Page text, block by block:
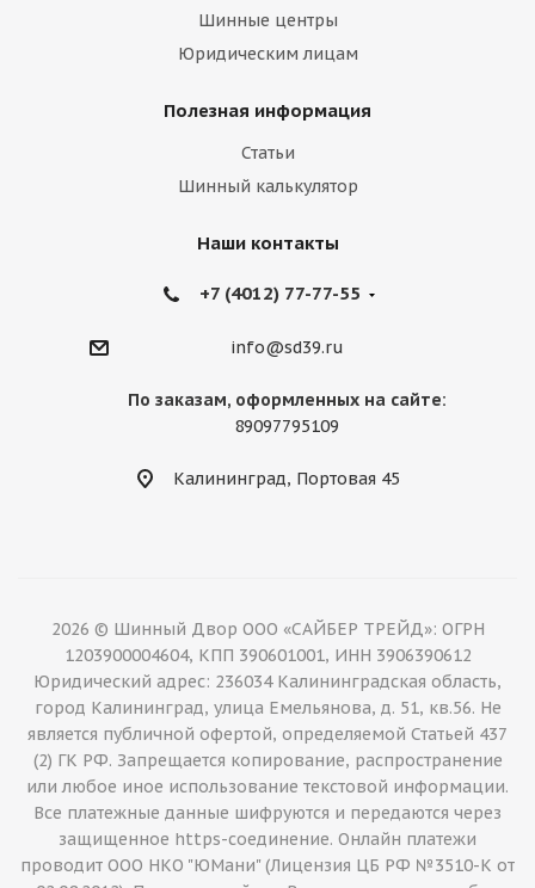
Шинные центры
Юридическим лицам
Полезная информация
Статьи
Шинный калькулятор
Наши контакты
+7 (4012) 77-77-55
info@sd39.ru
По заказам, оформленных на сайте:
89097795109
Калининград, Портовая 45
2026 © Шинный Двор ООО «САЙБЕР ТРЕЙД»: ОГРН
1203900004604, КПП 390601001, ИНН 3906390612
Юридический адрес: 236034 Калининградская область,
город Калининград, улица Емельянова, д. 51, кв.56. Не
является публичной офертой, определяемой Статьей 437
(2) ГК РФ. Запрещается копирование, распространение
или любое иное использование текстовой информации.
Все платежные данные шифруются и передаются через
защищенное https-соединение. Онлайн платежи
проводит ООО НКО "ЮМани" (Лицензия ЦБ РФ №3510-К от